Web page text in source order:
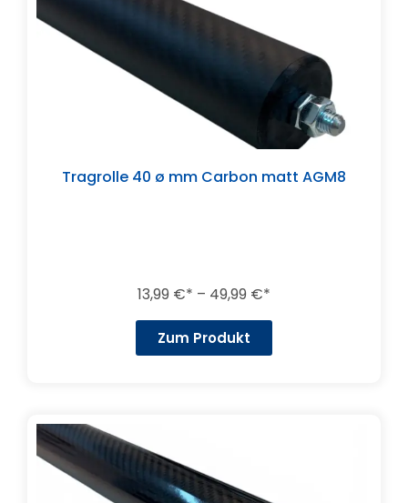
Tragrolle 40 ø mm Carbon matt AGM8
13,99 € – 49,99 €
Zum Produkt